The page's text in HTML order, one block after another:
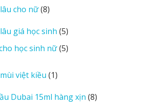
cho nữ 88
phẩm
giá học sinh 55
sản
phẩm
học sinh nữ 55
việt kiều 11
phẩm
Dubai 15ml hàng xịn 88